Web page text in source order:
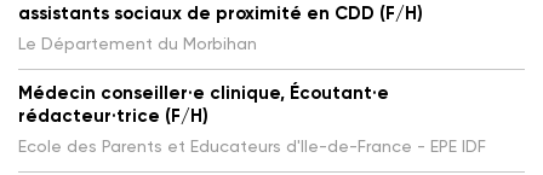
assistants sociaux de proximité en CDD (F/H)
Le Département du Morbihan
Médecin conseiller·e clinique, Écoutant·e
rédacteur·trice (F/H)
Ecole des Parents et Educateurs d'Ile-de-France - EPE IDF